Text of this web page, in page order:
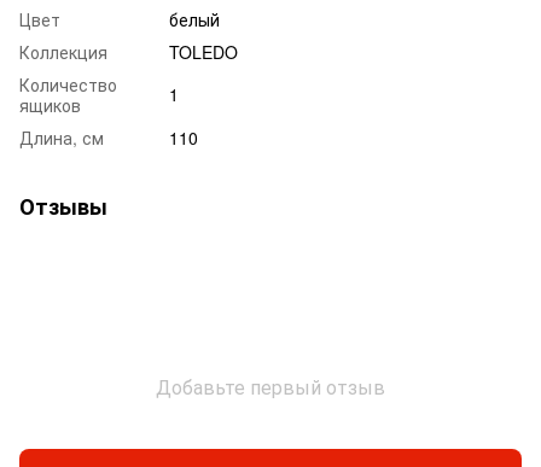
Цвет
белый
Коллекция
TOLEDO
Количество
ящиков
1
Длина, см
110
Отзывы
Добавьте первый отзыв